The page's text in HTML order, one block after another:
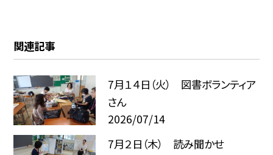
関連記事
7月１４日（火） 図書ボランティア
さん
2026/07/14
7月２日（木） 読み聞かせ